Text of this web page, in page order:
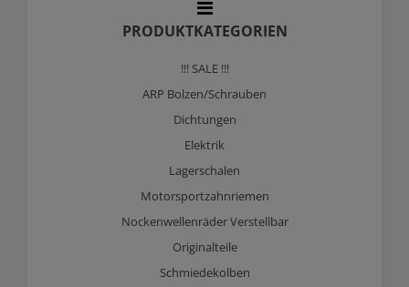
PRODUKTKATEGORIEN
!!! SALE !!!
ARP Bolzen/Schrauben
Dichtungen
Elektrik
Lagerschalen
Motorsportzahnriemen
Nockenwellenräder Verstellbar
Originalteile
Schmiedekolben